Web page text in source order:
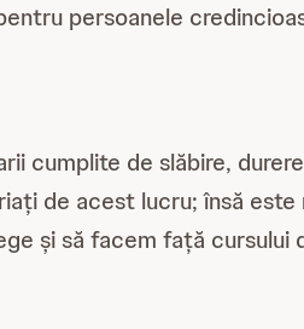
persoanele
cumplite de slăbire,
de acest lucru; însă
și să facem față